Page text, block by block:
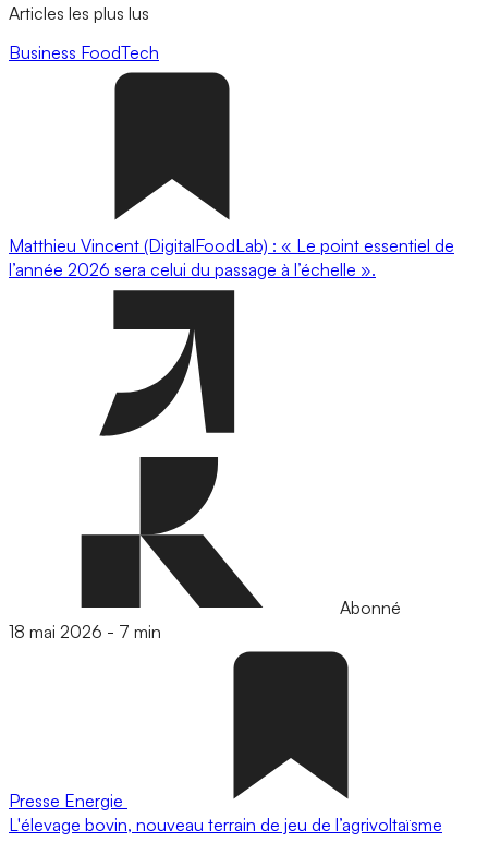
Articles les plus lus
Business FoodTech
Matthieu Vincent (DigitalFoodLab) : « Le point essentiel de
l’année 2026 sera celui du passage à l’échelle ».
Abonné
18 mai 2026 - 7 min
Presse Energie
L'élevage bovin, nouveau terrain de jeu de l’agrivoltaïsme